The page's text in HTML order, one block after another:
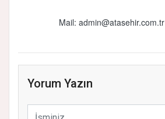
Mail: admin@atasehir.com.tr
Yorum Yazın